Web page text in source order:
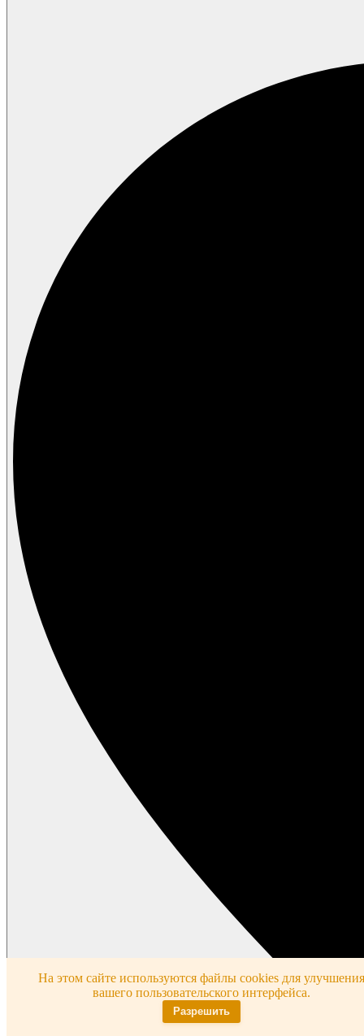
На этом сайте используются файлы cookies для улучшения
вашего пользовательского интерфейса.
Разрешить